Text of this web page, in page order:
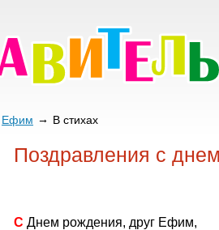
Ефим В стихах
Поздравления с
С Днем рождения, друг Ефим,